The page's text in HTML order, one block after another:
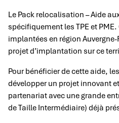
Le Pack relocalisation – Aide
spécifiquement les TPE et
implantées en région
projet d’implantation sur ce
Pour bénéficier de cette aide,
développer un projet innovant
partenariat avec une grande
de Taille Intermédiaire) déjà